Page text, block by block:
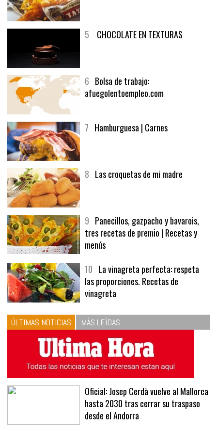
5 CHOCOLATE EN TEXTURAS
6 Bolsa de trabajo:
afuegolentoempleo.com
7 Hamburguesa | Carnes
8 Las croquetas de mi madre
9 Panecillos, gazpacho y bavarois,
tres recetas de premio | Recetas y
menús
10 La vinagreta perfecta: respeta
las proporciones. Recetas de
vinagreta
ÚLTIMAS NOTICIAS MÁS LEÍDAS
Oficial: Josep Cerdà vuelve al Mallorca
hasta 2030 tras cerrar su traspaso
desde el Andorra